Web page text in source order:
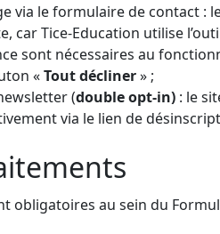
via le formulaire de contact
car Tice-Education utilise
sont nécessaires au
«Tout décliner» ;
(double opt-in) : le
via le lien de
obligatoires au sein du